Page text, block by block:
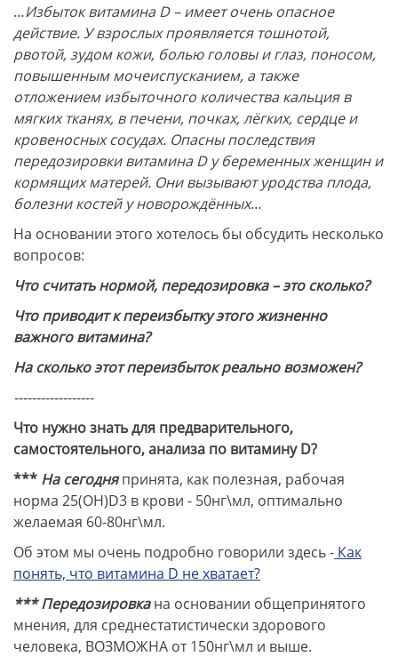
…Избыток витамина D – имеет очень опасное
действие. У взрослых проявляется тошнотой,
рвотой, зудом кожи, болью головы и глаз, поносом,
повышенным мочеиспусканием, а также
отложением избыточного количества кальция в
мягких тканях, в печени, почках, лёгких, сердце и
кровеносных сосудах. Опасны последствия
передозировки витамина D у беременных женщин и
кормящих матерей. Они вызывают уродства плода,
болезни костей у новорождённых…
На основании этого хотелось бы обсудить несколько
вопросов:
Что считать нормой, передозировка – это сколько?
Что приводит к переизбытку этого жизненно
важного витамина?
На сколько этот переизбыток реально возможен?
------------------
Что нужно знать для предварительного,
самостоятельного, анализа по витамину D?
*** На сегодня принята, как полезная, рабочая
норма 25(ОН)D3 в крови - 50нг\мл, оптимально
желаемая 60-80нг\мл.
Об этом мы очень подробно говорили здесь - Как
понять, что витамина D не хватает?
*** Передозировкана основании общепринятого
мнения, для среднестатистически здорового
человека, ВОЗМОЖНА от 150нг\мл и выше.